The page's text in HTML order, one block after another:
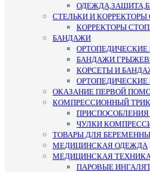
СТЕЛЬКИ И
КОРРЕКТОРЫ
БАНДАЖИ
БАНДАЖИ
КОРСЕТЫ И
ОКАЗАНИЕ ПЕРВОЙ
КОМПРЕССИОННЫЙ
ЧУЛКИ
ТОВАРЫ ДЛЯ
МЕДИЦИНСКАЯ ОДЕЖДА
МЕДИЦИНСКАЯ ТЕХНИКА
ПАРОВЫЕ